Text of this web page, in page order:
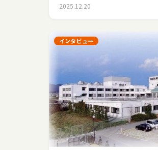
2025.12.20
インタビュー